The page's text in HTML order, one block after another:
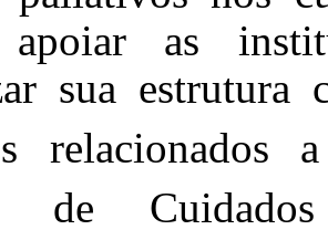
apoiar as
sua estrutura
de